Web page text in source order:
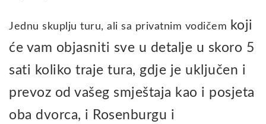
Jednu skuplju turu, ali sa privatnim vodičem koji
će vam objasniti sve u detalje u skoro 5
sati koliko traje tura, gdje je uključen i
prevoz od vašeg smještaja kao i posjeta
oba dvorca, i Rosenburgu i